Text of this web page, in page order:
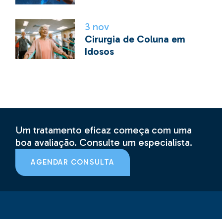
3 nov
Cirurgia de Coluna em
Idosos
Um tratamento eficaz começa com uma
boa avaliação. Consulte um especialista.
AGENDAR CONSULTA